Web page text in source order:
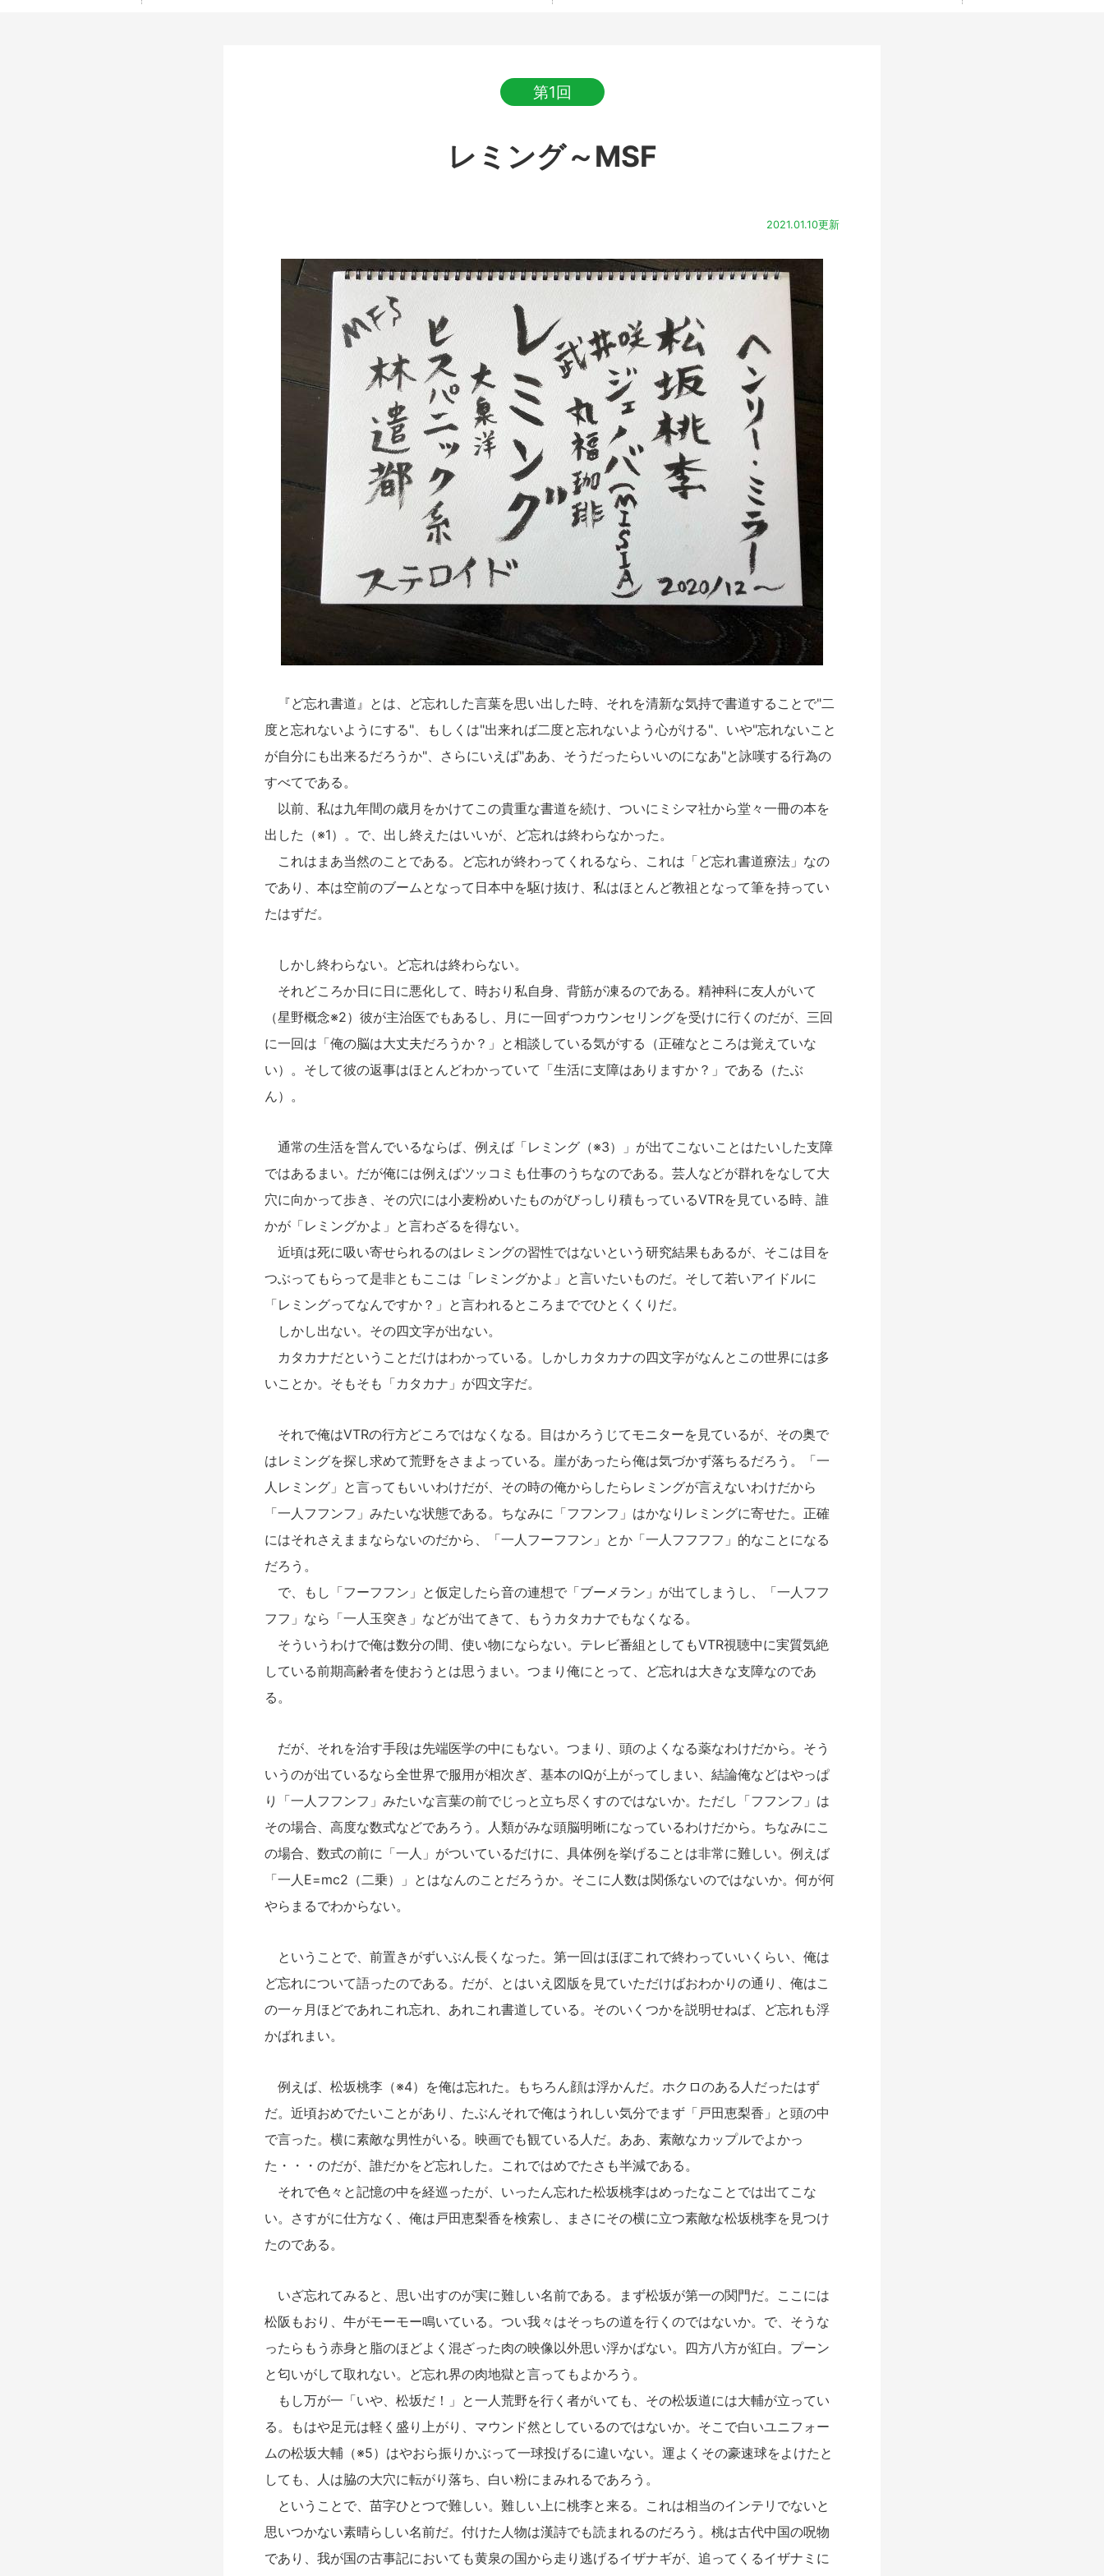
第1回
レミング～MSF
2021.01.10更新
『ど忘れ書道』とは、ど忘れした言葉を思い出した時、それを清新な気持で書道することで"二
度と忘れないようにする"、もしくは"出来れば二度と忘れないよう心がける"、いや"忘れないこと
が自分にも出来るだろうか"、さらにいえば"ああ、そうだったらいいのになあ"と詠嘆する行為の
すべてである。
以前、私は九年間の歳月をかけてこの貴重な書道を続け、ついにミシマ社から堂々一冊の本を
出した（※1）。で、出し終えたはいいが、ど忘れは終わらなかった。
これはまあ当然のことである。ど忘れが終わってくれるなら、これは「ど忘れ書道療法」なの
であり、本は空前のブームとなって日本中を駆け抜け、私はほとんど教祖となって筆を持ってい
たはずだ。
しかし終わらない。ど忘れは終わらない。
それどころか日に日に悪化して、時おり私自身、背筋が凍るのである。精神科に友人がいて
（星野概念※2）彼が主治医でもあるし、月に一回ずつカウンセリングを受けに行くのだが、三回
に一回は「俺の脳は大丈夫だろうか？」と相談している気がする（正確なところは覚えていな
い）。そして彼の返事はほとんどわかっていて「生活に支障はありますか？」である（たぶ
ん）。
通常の生活を営んでいるならば、例えば「レミング（※3）」が出てこないことはたいした支障
ではあるまい。だが俺には例えばツッコミも仕事のうちなのである。芸人などが群れをなして大
穴に向かって歩き、その穴には小麦粉めいたものがびっしり積もっているVTRを見ている時、誰
かが「レミングかよ」と言わざるを得ない。
近頃は死に吸い寄せられるのはレミングの習性ではないという研究結果もあるが、そこは目を
つぶってもらって是非ともここは「レミングかよ」と言いたいものだ。そして若いアイドルに
「レミングってなんですか？」と言われるところまででひとくくりだ。
しかし出ない。その四文字が出ない。
カタカナだということだけはわかっている。しかしカタカナの四文字がなんとこの世界には多
いことか。そもそも「カタカナ」が四文字だ。
それで俺はVTRの行方どころではなくなる。目はかろうじてモニターを見ているが、その奥で
はレミングを探し求めて荒野をさまよっている。崖があったら俺は気づかず落ちるだろう。「一
人レミング」と言ってもいいわけだが、その時の俺からしたらレミングが言えないわけだから
「一人フフンフ」みたいな状態である。ちなみに「フフンフ」はかなりレミングに寄せた。正確
にはそれさえままならないのだから、「一人フーフフン」とか「一人フフフフ」的なことになる
だろう。
で、もし「フーフフン」と仮定したら音の連想で「ブーメラン」が出てしまうし、「一人フフ
フフ」なら「一人玉突き」などが出てきて、もうカタカナでもなくなる。
そういうわけで俺は数分の間、使い物にならない。テレビ番組としてもVTR視聴中に実質気絶
している前期高齢者を使おうとは思うまい。つまり俺にとって、ど忘れは大きな支障なのであ
る。
だが、それを治す手段は先端医学の中にもない。つまり、頭のよくなる薬なわけだから。そう
いうのが出ているなら全世界で服用が相次ぎ、基本のIQが上がってしまい、結論俺などはやっぱ
り「一人フフンフ」みたいな言葉の前でじっと立ち尽くすのではないか。ただし「フフンフ」は
その場合、高度な数式などであろう。人類がみな頭脳明晰になっているわけだから。ちなみにこ
の場合、数式の前に「一人」がついているだけに、具体例を挙げることは非常に難しい。例えば
「一人E=mc2（二乗）」とはなんのことだろうか。そこに人数は関係ないのではないか。何が何
やらまるでわからない。
ということで、前置きがずいぶん長くなった。第一回はほぼこれで終わっていいくらい、俺は
ど忘れについて語ったのである。だが、とはいえ図版を見ていただけばおわかりの通り、俺はこ
の一ヶ月ほどであれこれ忘れ、あれこれ書道している。そのいくつかを説明せねば、ど忘れも浮
かばれまい。
例えば、松坂桃李（※4）を俺は忘れた。もちろん顔は浮かんだ。ホクロのある人だったはず
だ。近頃おめでたいことがあり、たぶんそれで俺はうれしい気分でまず「戸田恵梨香」と頭の中
で言った。横に素敵な男性がいる。映画でも観ている人だ。ああ、素敵なカップルでよかっ
た・・・のだが、誰だかをど忘れした。これではめでたさも半減である。
それで色々と記憶の中を経巡ったが、いったん忘れた松坂桃李はめったなことでは出てこな
い。さすがに仕方なく、俺は戸田恵梨香を検索し、まさにその横に立つ素敵な松坂桃李を見つけ
たのである。
いざ忘れてみると、思い出すのが実に難しい名前である。まず松坂が第一の関門だ。ここには
松阪もおり、牛がモーモー鳴いている。つい我々はそっちの道を行くのではないか。で、そうな
ったらもう赤身と脂のほどよく混ざった肉の映像以外思い浮かばない。四方八方が紅白。プーン
と匂いがして取れない。ど忘れ界の肉地獄と言ってもよかろう。
もし万が一「いや、松坂だ！」と一人荒野を行く者がいても、その松坂道には大輔が立ってい
る。もはや足元は軽く盛り上がり、マウンド然としているのではないか。そこで白いユニフォー
ムの松坂大輔（※5）はやおら振りかぶって一球投げるに違いない。運よくその豪速球をよけたと
しても、人は脇の大穴に転がり落ち、白い粉にまみれるであろう。
ということで、苗字ひとつで難しい。難しい上に桃李と来る。これは相当のインテリでないと
思いつかない素晴らしい名前だ。付けた人物は漢詩でも読まれるのだろう。桃は古代中国の呪物
であり、我が国の古事記においても黄泉の国から走り逃げるイザナギが、追ってくるイザナミに